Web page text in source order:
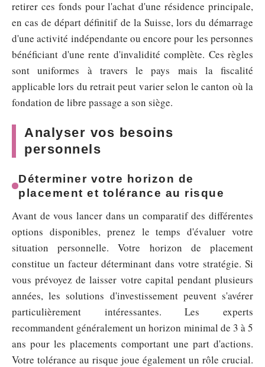
retirer ces fonds pour l'achat d'une résidence principale,
en cas de départ définitif de la Suisse, lors du démarrage
d'une activité indépendante ou encore pour les personnes
bénéficiant d'une rente d'invalidité complète. Ces règles
sont uniformes à travers le pays mais la fiscalité
applicable lors du retrait peut varier selon le canton où la
fondation de libre passage a son siège.
Analyser vos besoins
personnels
Déterminer votre horizon de
placement et tolérance au risque
Avant de vous lancer dans un comparatif des différentes
options disponibles, prenez le temps d'évaluer votre
situation personnelle. Votre horizon de placement
constitue un facteur déterminant dans votre stratégie. Si
vous prévoyez de laisser votre capital pendant plusieurs
années, les solutions d'investissement peuvent s'avérer
particulièrement intéressantes. Les experts
recommandent généralement un horizon minimal de 3 à 5
ans pour les placements comportant une part d'actions.
Votre tolérance au risque joue également un rôle crucial.